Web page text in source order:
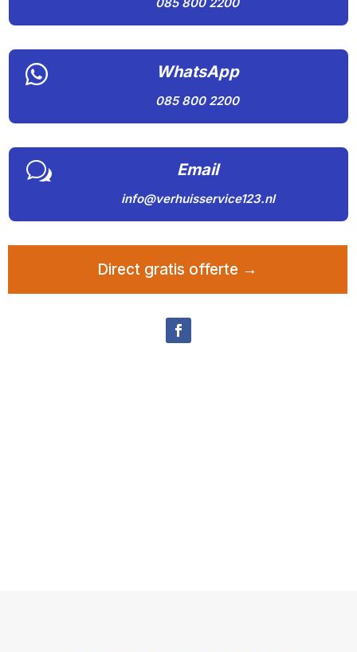
 WhatsApp
085 800 2200
w Email
info@verhuisservice123.nl
Direct gratis offerte →